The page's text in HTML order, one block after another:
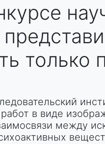
только
работ в виде
между